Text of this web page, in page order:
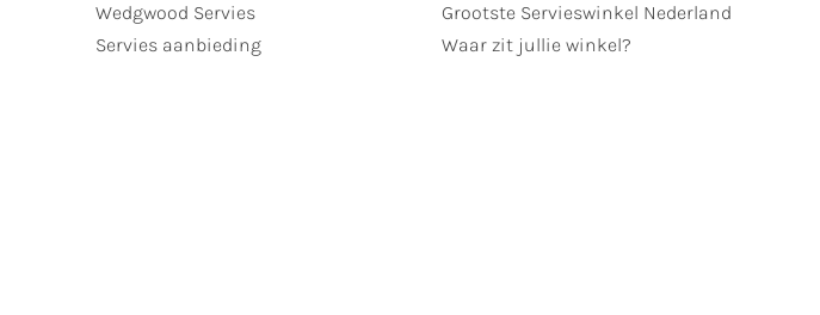
Wedgwood Servies
Servies aanbieding
Grootste Servieswinkel Nederland
Waar zit jullie winkel?